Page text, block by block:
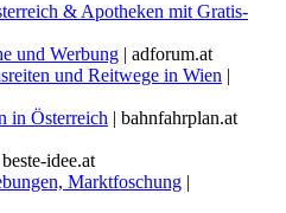
& Apotheken mit Gratis-
und Werbung | adforum.at
und Reitwege in Wien |
in Österreich | bahnfahrplan.at
idee.at
Marktfoschung |